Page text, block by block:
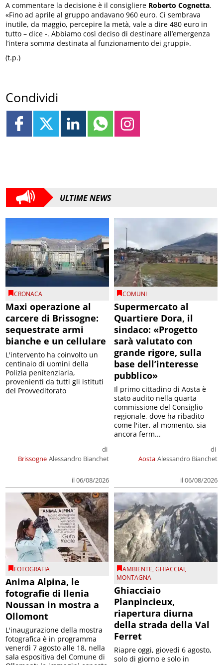
A commentare la decisione è il consigliere Roberto Cognetta.
«Fino ad aprile al gruppo andavano 960 euro. Ci sembrava
inutile, da maggio, percepire la metà, vale a dire 480 euro in
tutto – dice -. Abbiamo così deciso di destinare all’emergenza
l’intera somma destinata al funzionamento dei gruppi».
(t.p.)
Condividi
ULTIME NEWS
CRONACA
Maxi operazione al
carcere di Brissogne:
sequestrate armi
bianche e un cellulare
Brissogne
di
Alessandro Bianchet
il 06/08/2026
L'intervento ha coinvolto un
centinaio di uomini della
Polizia penitenziaria,
provenienti da tutti gli istituti
del Provveditorato
COMUNI
Supermercato al
Quartiere Dora, il
sindaco: «Progetto
sarà valutato con
grande rigore, sulla
base dell’interesse
pubblico»
Aosta
di
Alessandro Bianchet
il 06/08/2026
Il primo cittadino di Aosta è
stato audito nella quarta
commissione del Consiglio
regionale, dove ha ribadito
come l'iter, al momento, sia
ancora ferm...
FOTOGRAFIA
Anima Alpina, le
fotografie di Ilenia
Noussan in mostra a
Ollomont
L'inaugurazione della mostra
fotografica è in programma
venerdì 7 agosto alle 18, nella
sala espositiva del Comune di
AMBIENTE,GHIACCIAI,
MONTAGNA
Ghiacciaio
Planpincieux,
riapertura diurna
della strada della Val
Ferret
Riapre oggi, giovedì 6 agosto,
solo di giorno e solo in